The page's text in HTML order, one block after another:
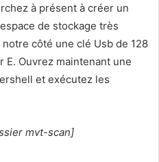
à présent à créer un
de stockage très
côté une clé Usb de 128
E. Ouvrez maintenant une
et exécutez les
mvt-scan]